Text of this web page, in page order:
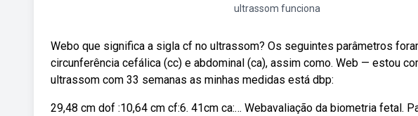
ultrassom funciona
Webo que significa a sigla cf no ultrassom? Os seguintes parâmetros
circunferência cefálica (cc) e abdominal (ca), assim como. Web — estou
ultrassom com 33 semanas as minhas medidas está dbp:
29,48 cm dof :10,64 cm cf:6. 41cm ca:… Webavaliação da biometria fetal.